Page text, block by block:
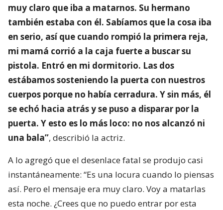
muy claro que iba a matarnos. Su hermano
también estaba con él. Sabíamos que la cosa iba
en serio, así que cuando rompió la primera reja,
mi mamá corrió a la caja fuerte a buscar su
pistola. Entró en mi dormitorio. Las dos
estábamos sosteniendo la puerta con nuestros
cuerpos porque no había cerradura. Y sin más, él
se echó hacia atrás y se puso a disparar por la
puerta. Y esto es lo más loco: no nos alcanzó ni
una bala”, describió la actriz.
A lo agregó que el desenlace fatal se produjo casi
instantáneamente: “Es una locura cuando lo piensas
así. Pero el mensaje era muy claro. Voy a matarlas
esta noche. ¿Crees que no puedo entrar por esta